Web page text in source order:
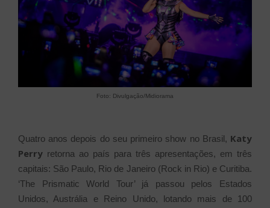
Foto: Divulgação/Midiorama
Quatro anos depois do seu primeiro show no Brasil, Katy
Perry retorna ao país para três apresentações, em três
capitais: São Paulo, Rio de Janeiro (Rock in Rio) e Curitiba.
‘The Prismatic World Tour’ já passou pelos Estados
Unidos, Austrália e Reino Unido, lotando mais de 100